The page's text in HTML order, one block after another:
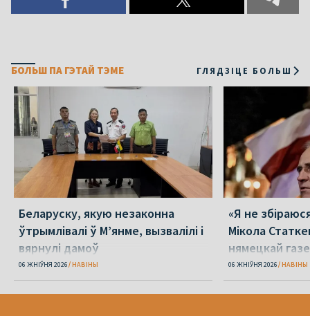
БОЛЬШ ПА ГЭТАЙ ТЭМЕ ГЛЯДЗІЦЕ БОЛЬШ
Беларуску, якую незаконна
ўтрымлівалі ў М’янме, вызвалілі і
вярнулі дамоў
06 ЖНІЎНЯ 2026 НАВІНЫ
«Я не
Мікола
нямецкай
06 ЖНІЎНЯ 2026 НАВІНЫ